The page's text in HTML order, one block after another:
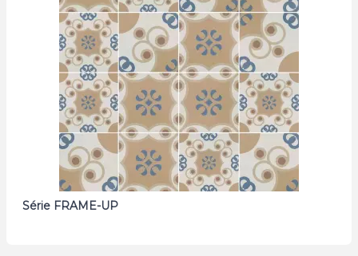
Série FRAME-UP